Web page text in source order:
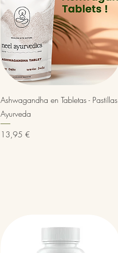
Vista rápida
Ashwagandha en Tabletas - Pastillas
Ayurveda
Precio
13,95 €